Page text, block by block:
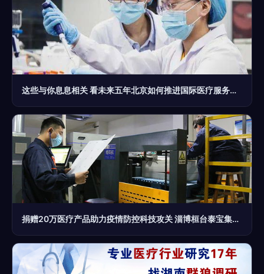
这些与你息息相关 看未来五年北京如何推进国际医疗服务发展
捐赠20万医疗产品助力疫情防控科技攻关 淄博桓台泰宝集团疫情面前展现“泰宝”担当